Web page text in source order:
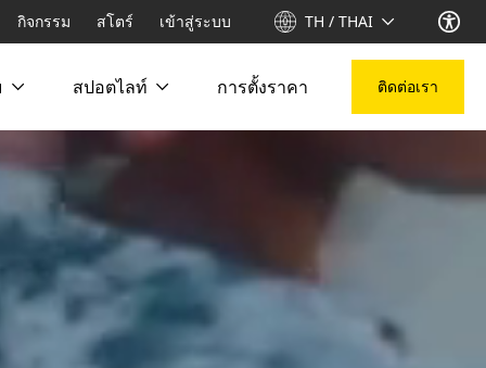
กิจกรรม สโตร์ เข้าสู่ระบบ TH / THAI
สปอตไลท์ การตั้งราคา ติดต่อเรา